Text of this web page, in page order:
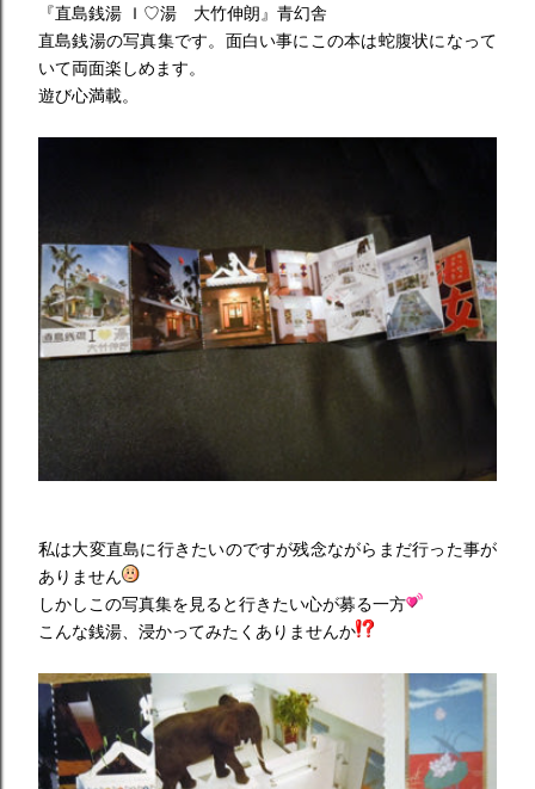
『直島銭湯 Ｉ♡湯 大竹伸朗』青幻舎
直島銭湯の写真集です。面白い事にこの本は蛇腹状になって
いて両面楽しめます。
遊び心満載。
私は大変直島に行きたいのですが残念ながらまだ行った事が
ありません
しかしこの写真集を見ると行きたい心が募る一方
こんな銭湯、浸かってみたくありませんか